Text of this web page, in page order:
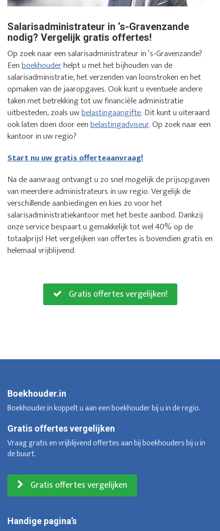
Salarisadministrateur in ‘s-Gravenzande
nodig? Vergelijk gratis offertes!
Op zoek naar een salarisadministrateur in ‘s-Gravenzande?
Eenboekhouderhelpt u met het bijhouden van de
salarisadministratie, het verzenden van loonstroken en het
opmaken van de jaaropgaves. Ook kunt u eventuele andere
taken met betrekking tot uw financiële administratie
uitbesteden, zoals uwbelastingaangifte. Dit kunt u uiteraard
ook laten doen door eenbelastingadviseur. Op zoek naar een
kantoor in uw regio?
Start nu uw gratis offerteaanvraag!
Na de aanvraag ontvangt u zo snel mogelijk de prijsopgaven
van meerdere administrateurs in uw regio. Vergelijk de
verschillende aanbiedingen en kies zo voor het
salarisadministratiekantoor met het beste aanbod. Dankzij
onze service bespaart u gemakkelijk tot wel 40% op de
totaalprijs! Het vergelijken van offertes is bovendien gratis en
helemaal vrijblijvend.
Gratis offertes vergelijken!
Boekhouder.in
Boekhouder.in koppelt u aan een boekhouder bij u in de regio.
Gratis offertes vergelijken
Vraag gratis en vrijblijvend offertes aan bij boekhouders bij u in
de buurt.
Gratis offertes vergelijken
Handige pagina’s